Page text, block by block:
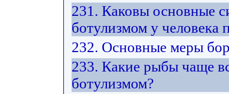
231. Каковы основные
ботулизмом у
232. Основные меры
233. Какие рыбы чаще
ботулизмом?